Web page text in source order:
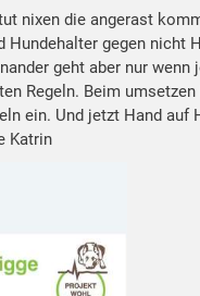
nixen die angerast
Hundehalter gegen nicht
geht aber nur
Regeln. Beim
ein. Und jetzt Hand auf
Katrin